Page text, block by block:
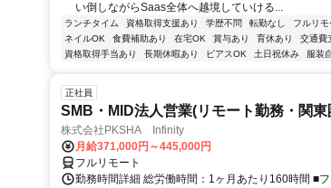
い倒しながらSaas全体へ越境していける...
ランチタイム 資格取得支援あり 学歴不問 転勤なし フルリモ
ネイルOK
食費補助あり 在宅OK 賞与あり 育休あり 交通費
資格取得手当あり
長期休暇あり ピアスOK 土日祝休み 服装
正社員
SMB・MID法人営業(リモート勤務・関東
株式会社PKSHA Infinity
月給371,000円～445,000円
フルリモート
勤務時間詳細 総労働時間：1ヶ月あたり160時間 ■